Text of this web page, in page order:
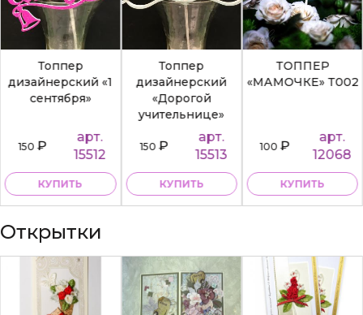
Топпер
дизайнерский «1
сентября»
150₽
арт.
15512
КУПИТЬ
Топпер
дизайнерский
«Дорогой
учительнице»
150₽
арт.
15513
КУПИТЬ
ТОППЕР
«МАМОЧКЕ» Т002
100₽
арт.
12068
КУПИТЬ
Открытки